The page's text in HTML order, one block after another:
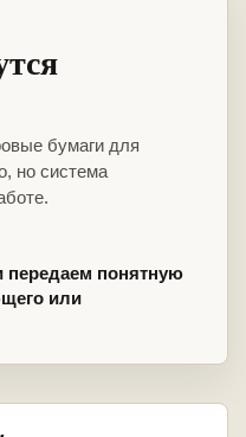
бумаги для
но система
передаем понятную
или